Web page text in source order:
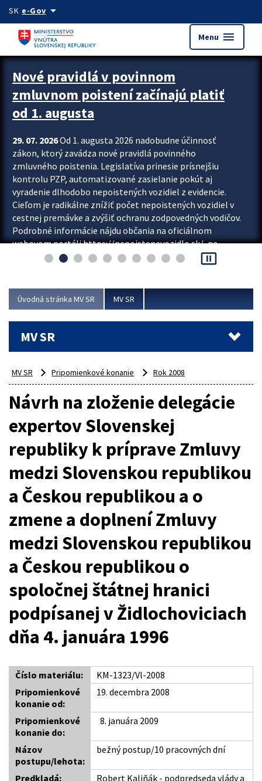
Preskocit na hlavný obsah
SK e-Govarrow_drop_down
Menu menu
Zastavit automatický posun upútavok
Nové pravidlá v povinnom
zmluvnom poistení začínajú platiť
od 1. augusta
29. 07. 2026Od 1. augusta 2026 nadobudne účinnosť
zákon, ktorý zavádza nové pravidlá povinného
zmluvného poistenia. Legislatíva prinesie prísnejšiu
kontrolu PZP, automatizované zasielanie pokút aj
vyradenie dlhodobo nepoistených vozidiel z evidencie.
Cieľom je radikálne znížiť počet nepoistených vozidiel v
cestnej premávke a zvýšiť ochranu zodpovedných vodičov.
Podrobné informácie nájdu občania na oficiálnom
webovom portáli https://nepoistenevozidlo.sk/, na
ktorom od augusta pribudne aj možnosť overiť si...
pause_presentation
Úvodná stránka MV SR MV SR
MV SR
MV SR Pripomienkové konanie Rok 2008
Návrh na zloženie delegácie
expertov Slovenskej
republiky k príprave Zmluvy
medzi Slovenskou republikou
a Českou republikou a o
zmene a doplnení Zmluvy
medzi Slovenskou republikou
a Českou republikou o
spoločnej štátnej hranici
podpísanej v Židlochoviciach
dňa 4. januára 1996
Číslo materiálu:
KM-1323/Vl-2008
Pripomienkové
konanie od:
19. decembra 2008
Pripomienkové
konanie do:
8. januára 2009
Názov
postupu/lehota:
bežný postup/10 pracovných dní
Predkladá:
Robert Kaliňák - podpredseda vlády a